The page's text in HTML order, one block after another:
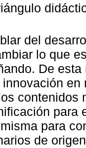
del
lo que
De
contenidos
para
para
de